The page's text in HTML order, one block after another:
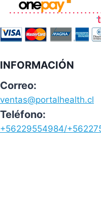
INFORMACIÓN
Correo:
ventas@portalhealth.cl
Teléfono:
+56229554984/